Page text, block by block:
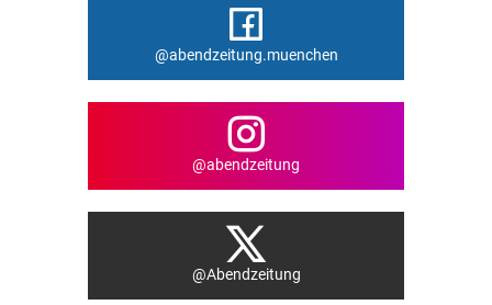
@abendzeitung.muenchen
@abendzeitung
@Abendzeitung